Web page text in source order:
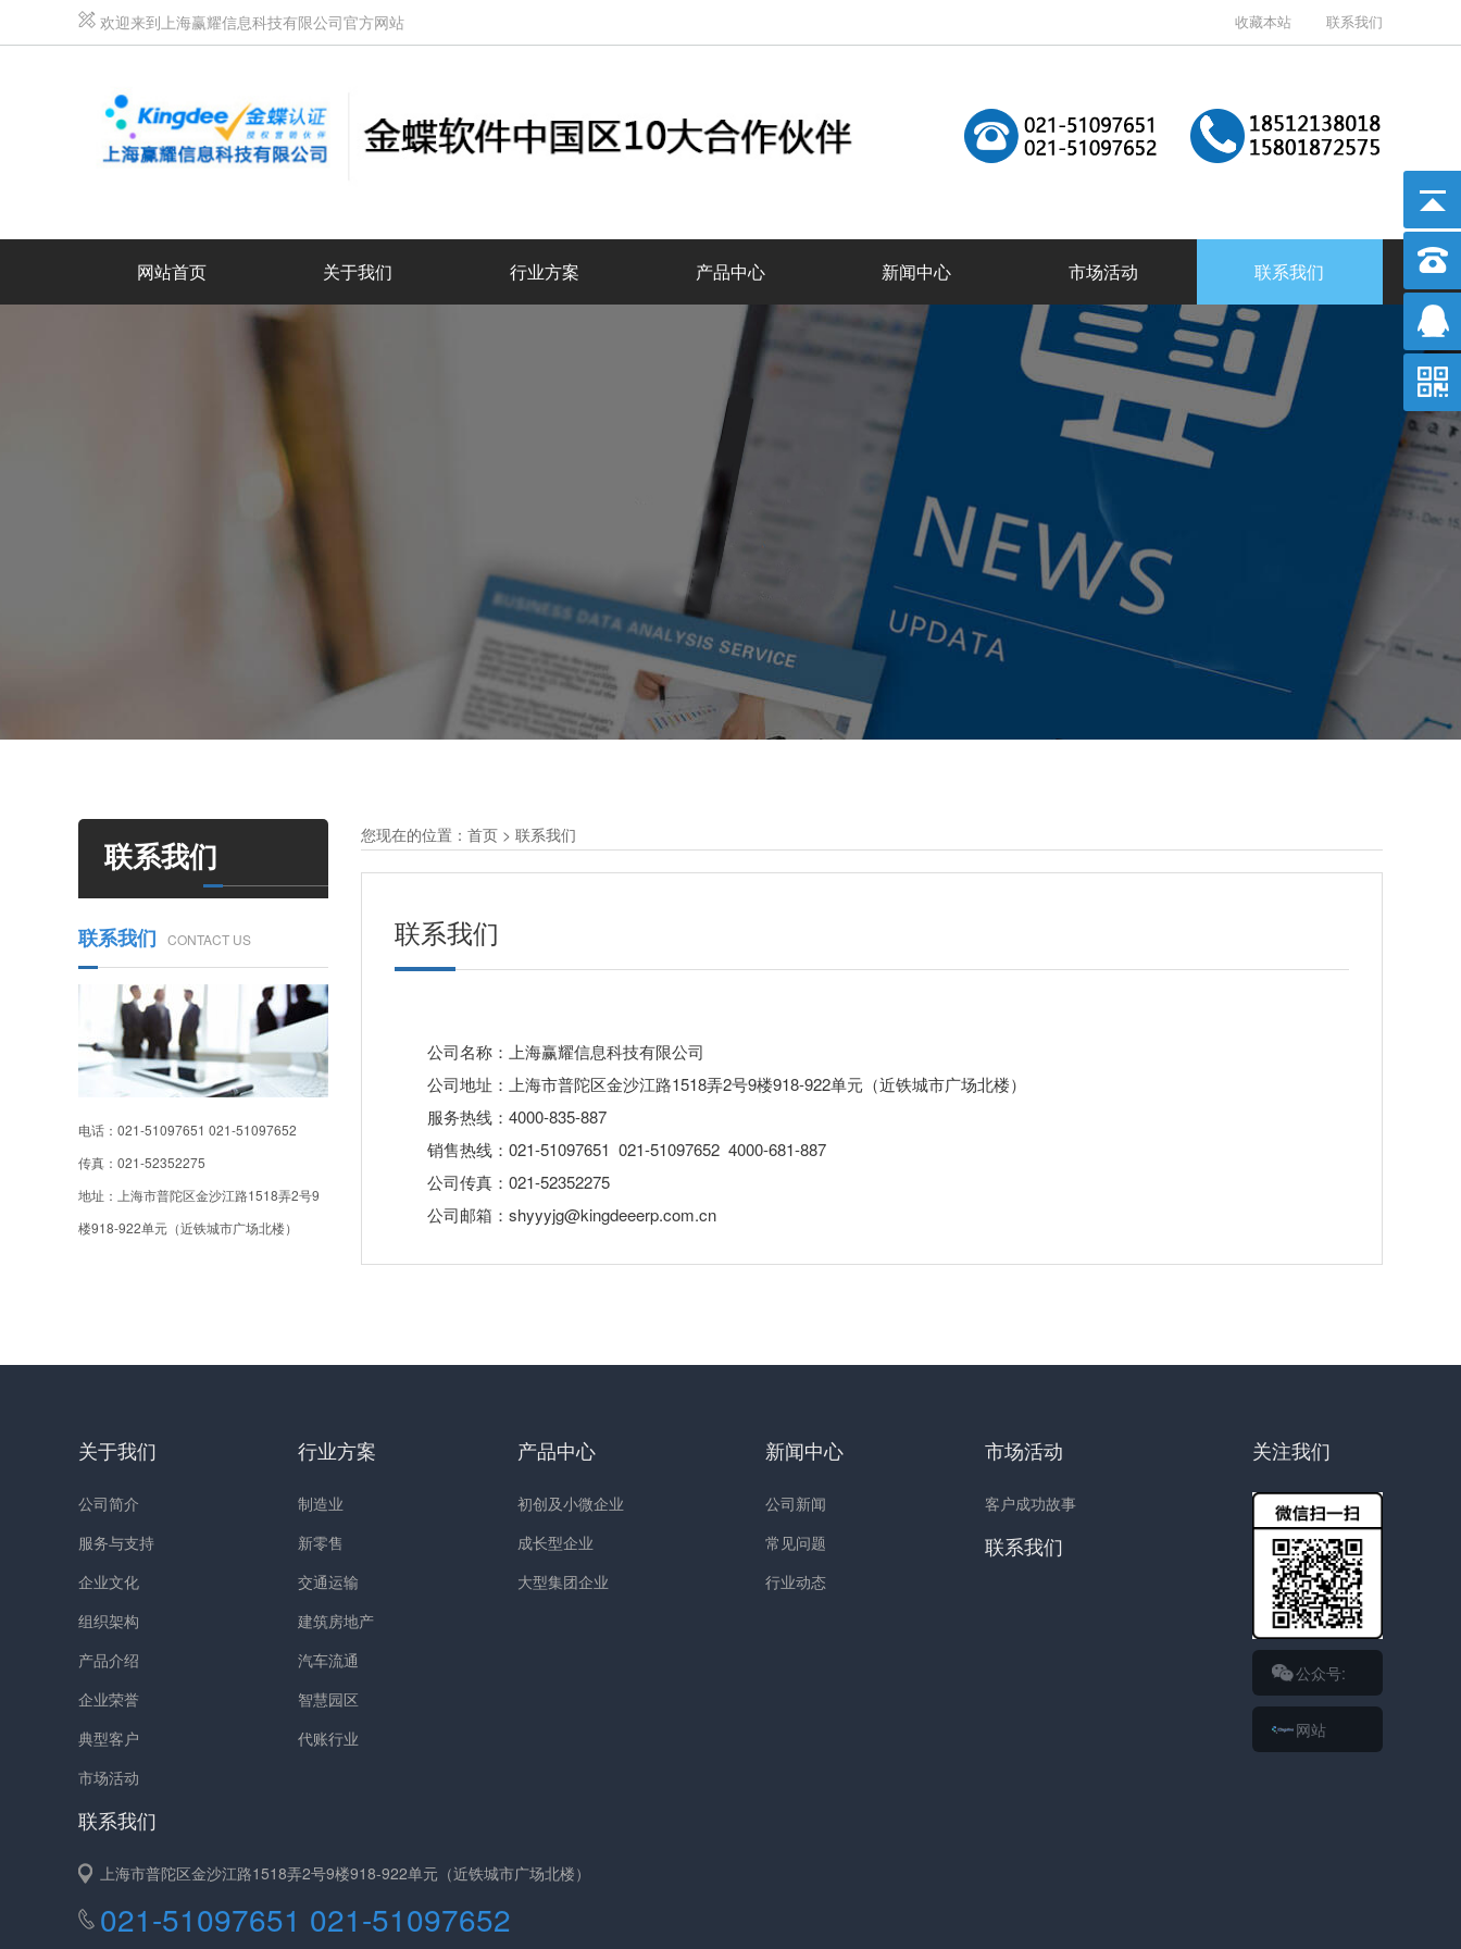
收藏本站 联系我们
欢迎来到上海赢耀信息科技有限公司官方网站
网站首页 关于我们 行业方案 产品中心 新闻中心 市场活动 联系我们
联系我们
联系我们 CONTACT US
电话：021-51097651 021-51097652
传真：021-52352275
地址：上海市普陀区金沙江路1518弄2号9
楼918-922单元（近铁城市广场北楼）
您现在的位置： 首页 > 联系我们
联系我们
公司名称：上海赢耀信息科技有限公司
公司地址：上海市普陀区金沙江路1518弄2号9楼918-922单元（近铁城市广场北楼）
服务热线：4000-835-887
销售热线：021-51097651 021-51097652 4000-681-887
公司传真：021-52352275
公司邮箱：shyyyjg@kingdeeerp.com.cn
关于我们
公司简介
服务与支持
企业文化
组织架构
产品介绍
企业荣誉
典型客户
市场活动
行业方案
制造业
新零售
交通运输
建筑房地产
汽车流通
智慧园区
代账行业
产品中心
初创及小微企业
成长型企业
大型集团企业
新闻中心
公司新闻
常见问题
行业动态
市场活动
客户成功故事
联系我们
联系我们
上海市普陀区金沙江路1518弄2号9楼918-922单元（近铁城市广场北楼）
021-51097651 021-51097652
关注我们
公众号:
网站